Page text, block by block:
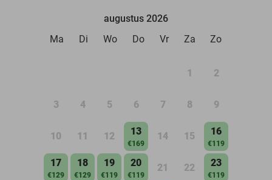
augustus 2026
Ma
Di Wo Do Vr Za Zo
1 2
3 4 5 6 7 8 9
10 11 12 13
€169
14 15 16
€119
17
€129
18
€129
19
€119
20
€119
21 22 23
€119